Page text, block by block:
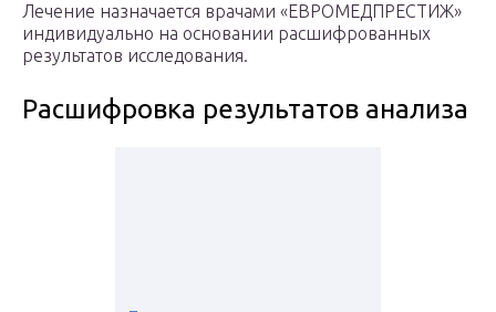
Лечение назначается врачами «ЕВРОМЕДПРЕСТИЖ»
индивидуально на основании расшифрованных
результатов исследования.
Расшифровка результатов анализа